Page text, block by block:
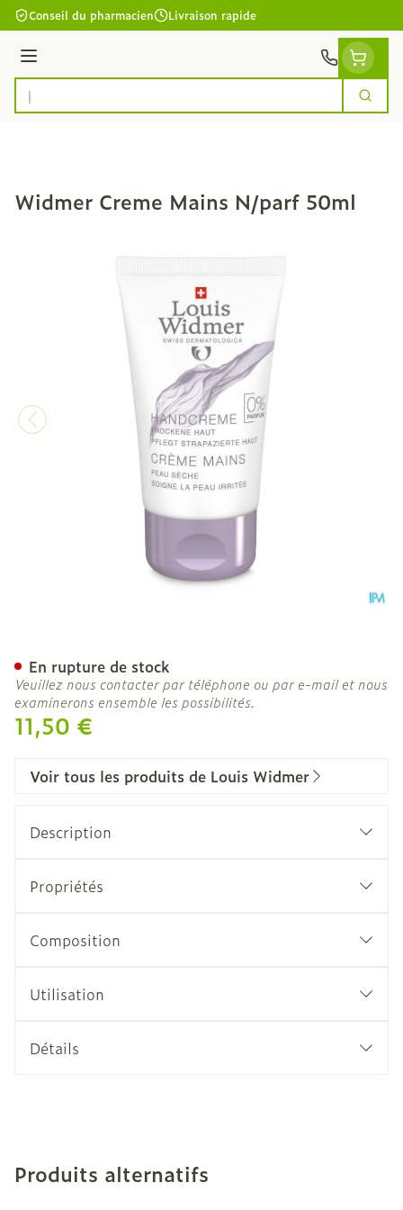
Aller au contenu
Conseil du pharmacien Livraison rapide
Menu
Rechercher
Widmer Creme Mains N/parf 50ml
11,50 €
En rupture de stock
Veuillez nous contacter par téléphone ou par e-mail et nous
examinerons ensemble les possibilités.
Voir tous les produits de Louis Widmer
Description
Propriétés
Composition
Utilisation
Détails
Produits alternatifs